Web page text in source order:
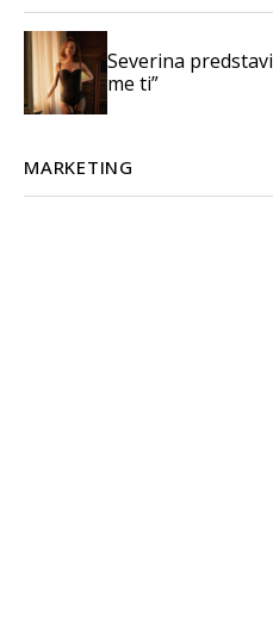
Severina
me ti”
MARKETING